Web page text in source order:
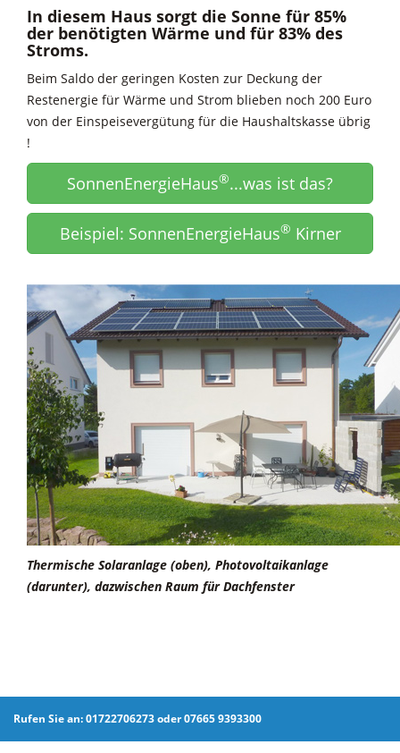
In diesem Haus sorgt die Sonne für 85%
der benötigten Wärme und für 83% des
Stroms.
Beim Saldo der geringen Kosten zur Deckung der
Restenergie für Wärme und Strom blieben noch 200 Euro
von der Einspeisevergütung für die Haushaltskasse übrig
!
SonnenEnergieHaus®...was ist das?
Beispiel: SonnenEnergieHaus® Kirner
Thermische Solaranlage (oben), Photovoltaikanlage
(darunter), dazwischen Raum für Dachfenster
Rufen Sie an: 01722706273 oder 07665 9393300